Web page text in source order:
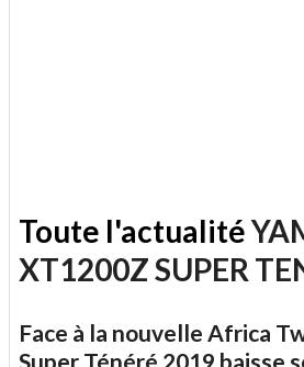
Toute l'actualité
XT1200Z SUPER
Face à la nouvelle Africa
Super Ténéré 2019 baisse